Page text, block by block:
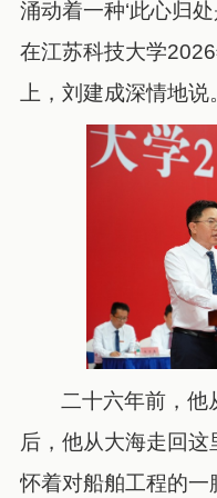
涌动着一种‘此心归
在江苏科技大学
上，刘建成深情地说
二十六年前，他
后，他从大海走回这
怀着对船舶工程的